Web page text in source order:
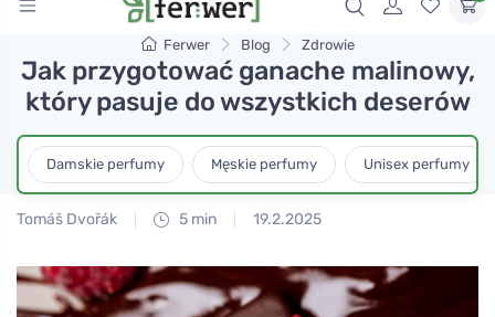
Ferwer Blog Zdrowie
Jak przygotować ganache malinowy,
który pasuje do wszystkich deserów
Damskie perfumy Męskie perfumy Unisex perfumy
Tomáš Dvořák 5 min 19.2.2025